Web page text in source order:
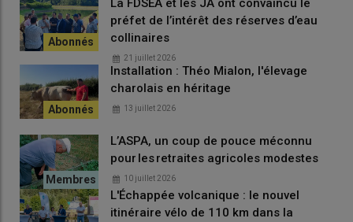
filières locales, que ce soit pour les marchés de producteurs
lesdrives fermiersou lesdistributeurs automatiques ,
comme celui d’
Ussel.
Pour elle, la différence entre son engagement auxJAet à la
Chambre d’Agricultureest claire :
Aux JA, c’est vraiment le côté
syndical, la défense des intérêts. À
la Chambre, c’est plus technique,
opérationnel. »
La FDSEA et les JA ont convaincu le
préfet de l’intérêt des réserves d’eau
collinaires
21 juillet 2026
Installation : Théo Mialon, l'élevage
charolais en héritage
13 juillet 2026
L’ASPA, un coup de pouce méconnu
pour les retraites agricoles modestes
10 juillet 2026
L'Échappée volcanique : le nouvel
itinéraire vélo de 110 km dans la